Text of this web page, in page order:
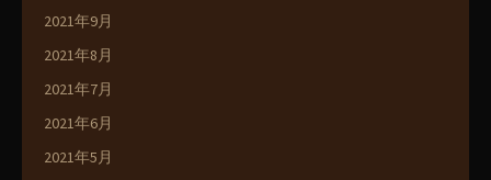
2021年9月
2021年8月
2021年7月
2021年6月
2021年5月